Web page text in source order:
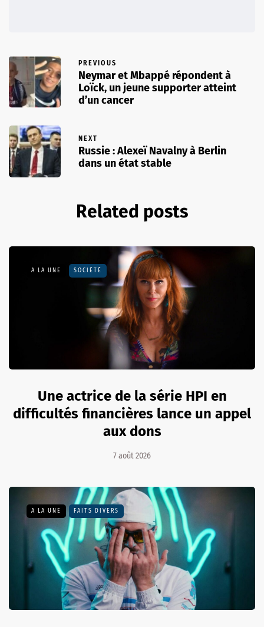
PREVIOUS
Neymar et Mbappé répondent à
Loïck, un jeune supporter atteint
d’un cancer
NEXT
Russie : Alexeï Navalny à Berlin
dans un état stable
Related posts
A LA UNE SOCIÉTÉ
Une actrice de la série HPI en
difficultés financières lance un appel
aux dons
7 août 2026
A LA UNE FAITS DIVERS